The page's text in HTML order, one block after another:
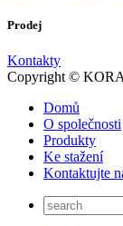
Prodej
Kontakty
Copyright ©
Domů
O společnosti
Produkty
Ke stažení
Kontaktujte